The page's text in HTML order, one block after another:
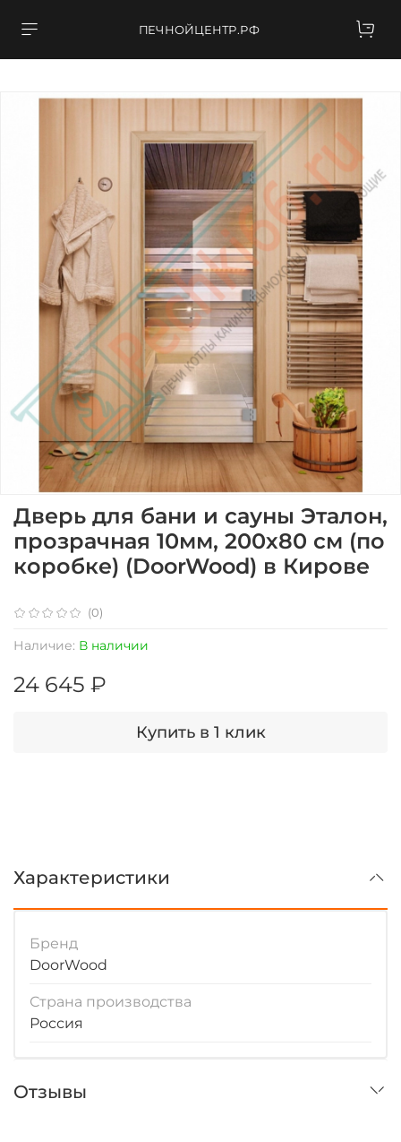
ПЕЧНОЙЦЕНТР.РФ
(0)
Наличие: В наличии
Дверь для бани и сауны Эталон,
прозрачная 10мм, 200х80 см (по
коробке) (DoorWood) в Кирове
24 645 ₽
Купить в 1 клик
Характеристики
Бренд
DoorWood
Страна производства
Россия
Отзывы